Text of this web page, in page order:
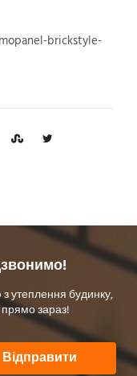
brickstyle-
утеплення будинку,
зараз!
Відправити